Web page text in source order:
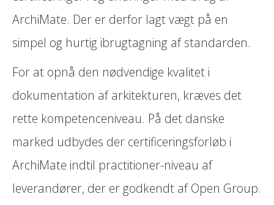
ArchiMate. Der er derfor lagt vægt på en
simpel og hurtig ibrugtagning af standarden.
For at opnå den nødvendige kvalitet i
dokumentation af arkitekturen, kræves det
rette kompetenceniveau. På det danske
marked udbydes der certificeringsforløb i
ArchiMate indtil practitioner-niveau af
leverandører, der er godkendt af Open Group.